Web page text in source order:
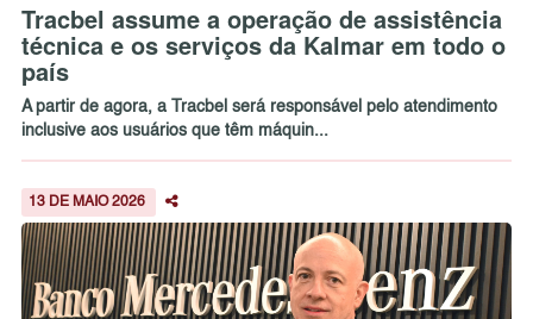
Tracbel assume a operação de assistência
técnica e os serviços da Kalmar em todo o
país
A partir de agora, a Tracbel será responsável pelo atendimento
inclusive aos usuários que têm máquin...
13 DE MAIO 2026